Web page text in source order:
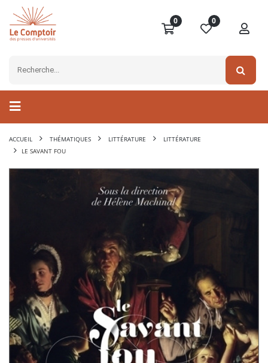
0 0
ACCUEIL THÉMATIQUES LITTÉRATURE
LITTÉRATURE
LE SAVANT FOU